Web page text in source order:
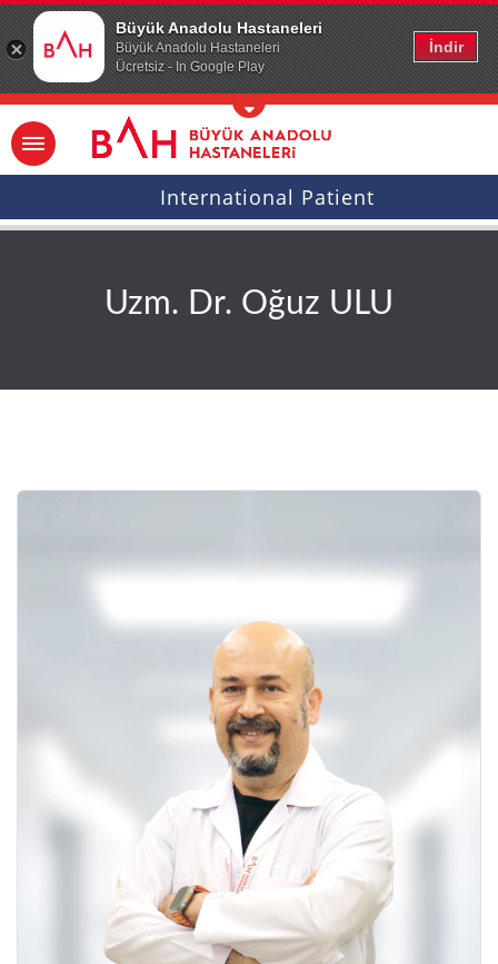
Büyük Anadolu Hastaneleri
Büyük Anadolu Hastaneleri
Ücretsiz - In Google Play
İndir
Ana icerige atla
International Patient
Uzm. Dr. Oğuz ULU